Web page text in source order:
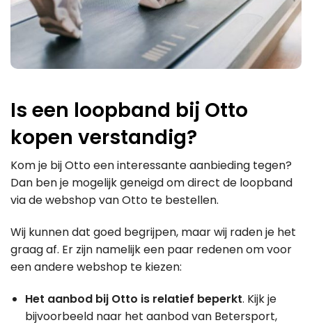
Is een loopband bij Otto
kopen verstandig?
Kom je bij Otto een interessante aanbieding tegen?
Dan ben je mogelijk geneigd om direct de loopband
via de webshop van Otto te bestellen.
Wij kunnen dat goed begrijpen, maar wij raden je het
graag af. Er zijn namelijk een paar redenen om voor
een andere webshop te kiezen:
Het aanbod bij Otto is relatief beperkt. Kijk je
bijvoorbeeld naar het aanbod van Betersport,